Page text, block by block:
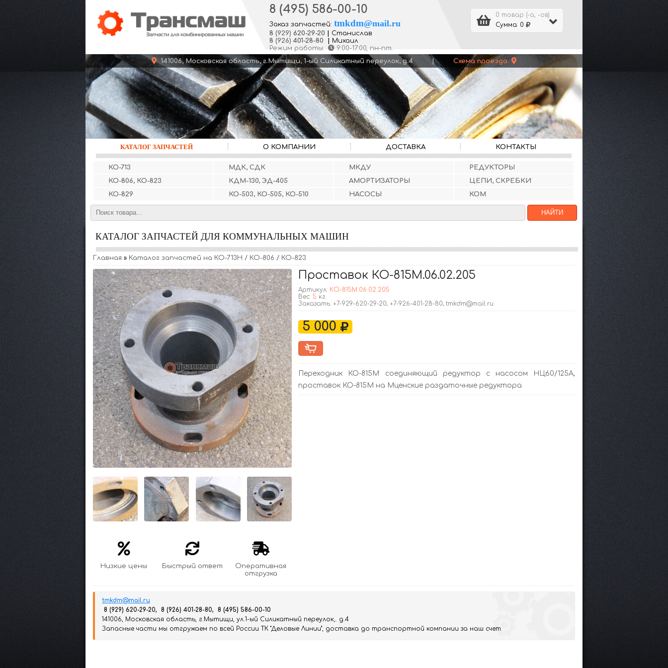
0 товар (-а, -ов)
Сумма: 0
8 (495) 586-00-10
Заказ запчастей: tmkdm@mail.ru
8 (929) 620-29-20
Станислав
8 (926) 401-28-80
Михаил
Режим работы:
9:00-17:00, пн-пт.
141006, Московская область, г.Мытищи, 1-ый Силикатный переулок, д.4 | Схема проезда
КАТАЛОГ ЗАПЧАСТЕЙ О КОМПАНИИ ДОСТАВКА КОНТАКТЫ
КО-713 МДК, СДК МКДУ
РЕДУКТОРЫ
КО-806, КО-823
КДМ-130, ЭД-405 АМОРТИЗАТОРЫ
ЦЕПИ, СКРЕБКИ
КО-829
КО-503, КО-505, КО-510 НАСОСЫ КОМ
КАТАЛОГ ЗАПЧАСТЕЙ ДЛЯ КОММУНАЛЬНЫХ МАШИН
Главная » Каталог запчастей на КО-713Н / КО-806 / КО-823
Низкие цены Быстрый ответ
Оперативная
отгрузка
Проставок КО-815М.06.02.205
Артикул: КО-815М.06.02.205
Вес: 5 кг.
Заказать: +7-929-620-29-20; +7-926-401-28-80; tmkdm@mail.ru
5 000
Переходник КО-815М соединяющий редуктор с насосом НЦ60/125А,
проставок КО-815М на Мценские раздаточные редуктора
tmkdm@mail.ru
8 (929) 620-29-20, 8 (926) 401-28-80, 8 (495) 586-00-10
141006, Московская область, г.Мытищи, ул.1-ый Силикатный переулок,. д.4
Запасные части мы отгружаем по всей России ТК "Деловые Линии", доставка до транспортной компании за наш счет